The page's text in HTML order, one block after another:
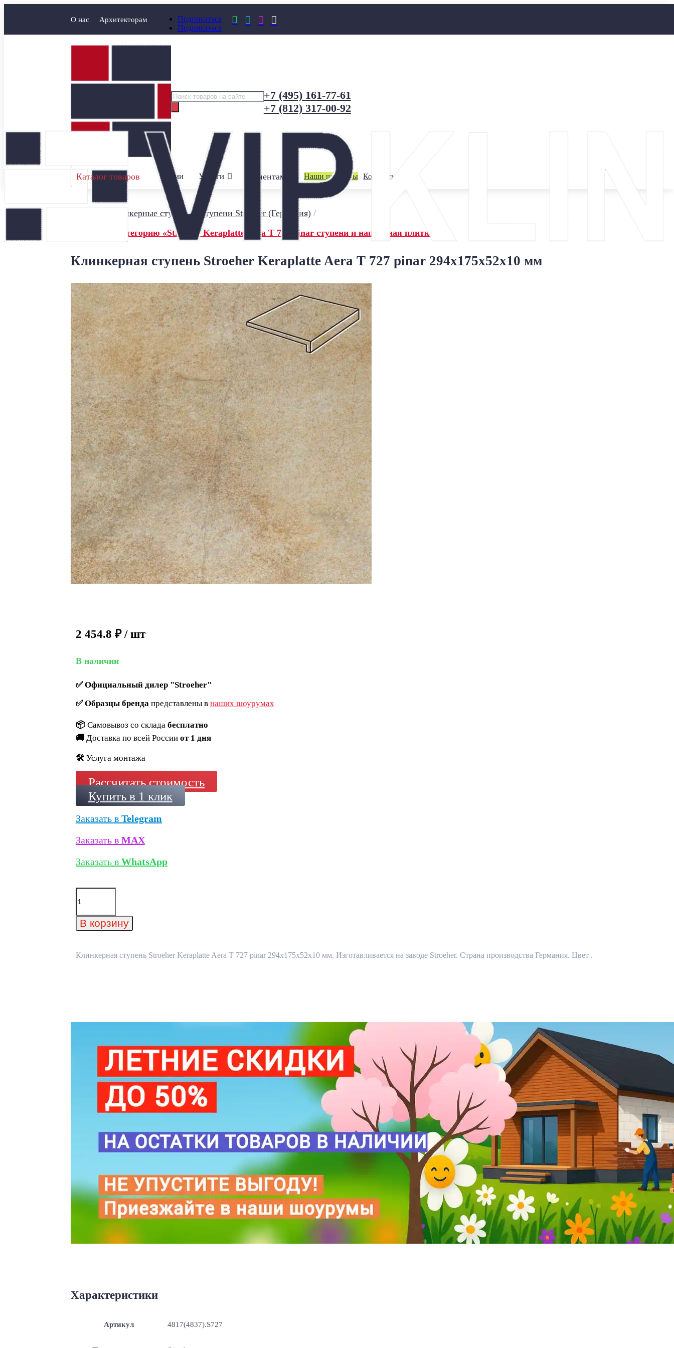
О нас Архитекторам
Подписаться
Подписаться
   
Поиск
товаров
+7 (495) 161-77-61
+7 (812) 317-00-92
Каталог товаров Акции Услуги Клиентам Наши шоурумы Контакты
Клинкерные ступени/ Ступени Stroeher (Германия)/
← Назад в категорию «Stroeher Keraplatte Aera Т 727 pinar ступени и напольная плитка»
Клинкерная ступень Stroeher Keraplatte Aera T 727 pinar 294x175x52x10 мм
2 454.8 ₽ / шт
В наличии
✅Официальный дилер "Stroeher"
✅Образцы брендапредставлены в наших шоурумах
📦 Самовывоз со склада бесплатно
🚚 Доставка по всей России от 1 дня
🛠️ Услуга монтажа
Рассчитать стоимость
Купить в 1 клик
Заказать в Telegram
Заказать в MAX
Заказать в WhatsApp
Количество
товара
ступень
Stroeher
T
В корзину
Клинкерная ступень Stroeher Keraplatte Aera T 727 pinar 294x175x52x10 мм. Изготавливается на заводе Stroeher. Страна производства Германия. Цвет .
Характеристики
Артикул 4817(4837).S727